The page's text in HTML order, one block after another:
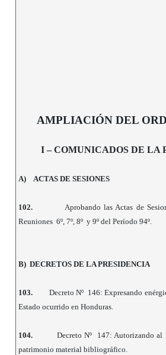
AMPLIACIÓN DEL
I – COMUNICADOS DE LA
A) ACTAS DE SESIONES
102.
Aprobando las Actas de
Reuniones 6º, 7º, 8º y 9º del Período 94º.
B) DECRETOS DE LA PRESIDENCIA
103.
Decreto Nº 146: Expresando
Estado ocurrido en Honduras.
104.
Decreto Nº 147: Autorizando al
patrimonio material bibliográfico.